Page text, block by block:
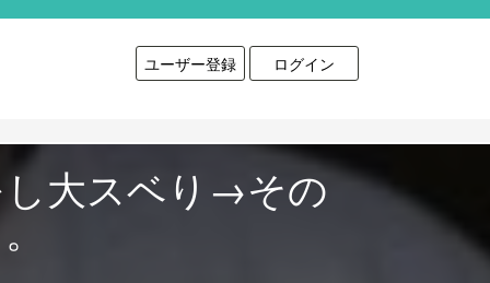
ユーザー登録 ログイン
し大スベり→その